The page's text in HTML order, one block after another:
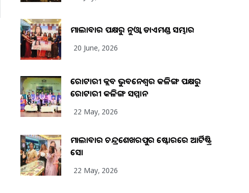
ମାଲାବାର ପକ୍ଷରୁ ନୁଓ୍ବା ଡାଏମଣ୍ଡ ସମ୍ଭାର
20 June, 2026
ରୋଟାରୀ କ୍ଲବ ଭୁବନେଶ୍ୱର କଳିଙ୍ଗ ପକ୍ଷରୁ
ରୋଟାରୀ କଳିଙ୍ଗ ସମ୍ମାନ
22 May, 2026
ମାଲାବାର ଚନ୍ଦ୍ରଶେଖରପୁର ଷ୍ଟୋରରେ ଆର୍ଟିଷ୍ଟ୍ରି
ସୋ
22 May, 2026